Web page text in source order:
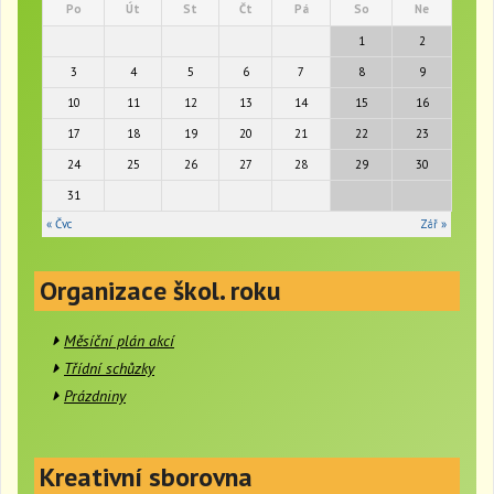
Po Út St Čt Pá So Ne
1
2
3
4 5 6 7 8
9
10
11 12 13 14 15
16
17
18 19 20 21 22
23
24
25 26 27 28 29
30
31
« Čvc
Zář »
Organizace škol. roku
Měsíční plán akcí
Třídní schůzky
Prázdniny
Kreativní sborovna